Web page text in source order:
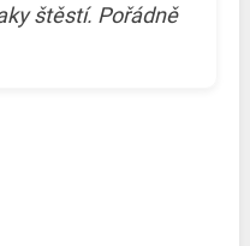
štěstí. Pořádně